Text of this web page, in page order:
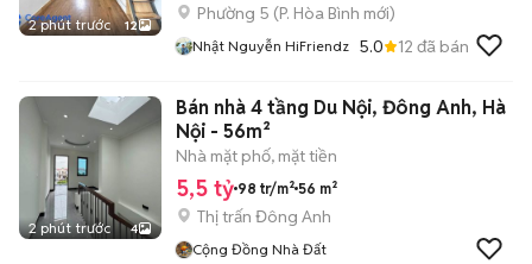
2 phút trước 12
Phường 5 (P. Hòa Bình mới)
Nhật Nguyễn HiFriendz 5.0 12 đã bán
2 phút trước 4
Bán nhà 4 tầng Du Nội, Đông Anh, Hà
Nội - 56m²
Nhà mặt phố, mặt tiền
5,5 tỷ 98 tr/m² 56 m²
Thị trấn Đông Anh
Cộng Đồng Nhà Đất